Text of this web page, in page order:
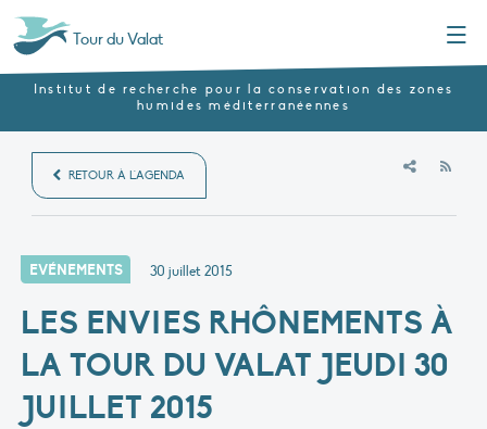
Tour du Valat
Institut de recherche pour la conservation des zones
humides méditerranéennes
RETOUR À L'AGENDA
EVÉNEMENTS 30 juillet 2015
LES ENVIES RHÔNEMENTS À
LA TOUR DU VALAT JEUDI 30
JUILLET 2015